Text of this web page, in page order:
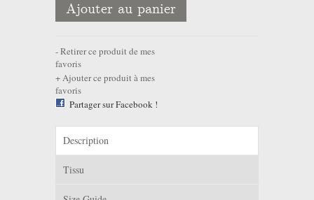
Ajouter au panier
Retirer ce produit de mes
favoris
Ajouter ce produit à mes
favoris
Partager sur Facebook !
Description
Tissu